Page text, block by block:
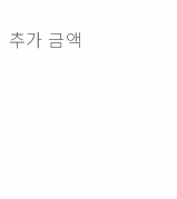
추가 금액